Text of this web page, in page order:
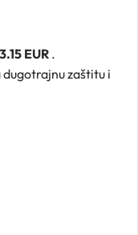
3.15 EUR .
dugotrajnu zaštitu i